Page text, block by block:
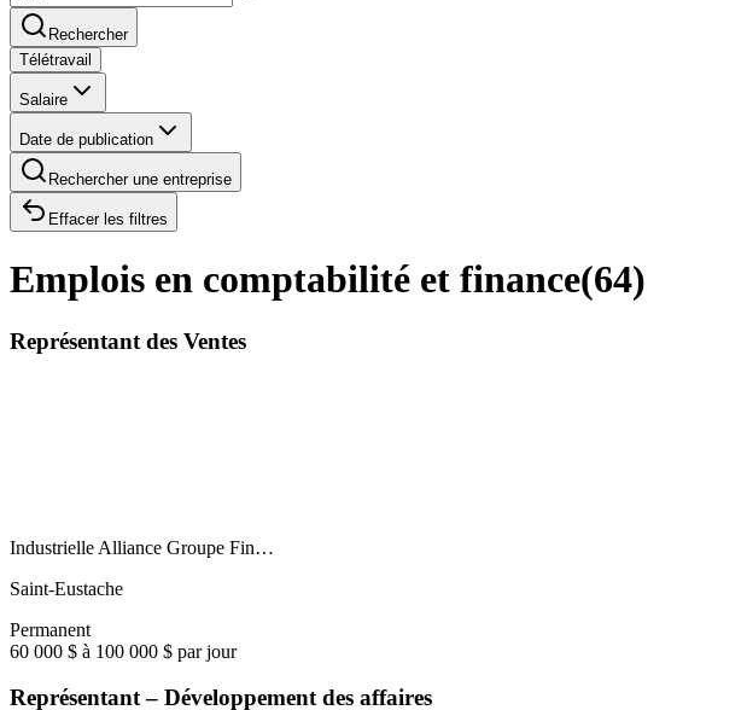
Rechercher
Télétravail
Salaire
Date de publication
Rechercher une entreprise
Effacer les filtres
Emplois en comptabilité et finance(64)
Représentant des Ventes
Industrielle Alliance Groupe Fin…
Saint-Eustache
Permanent
60 000 $ à 100 000 $ par jour
Représentant – Développement des affaires